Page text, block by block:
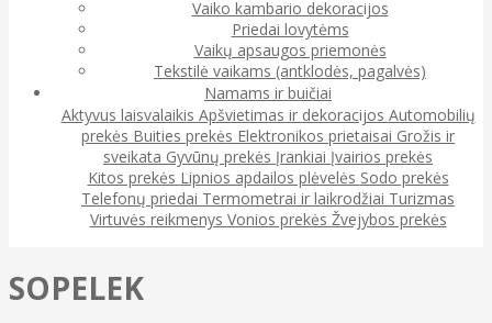
Vaiko kambario dekoracijos
Priedai lovytėms
Vaikų apsaugos priemonės
Tekstilė vaikams (antklodės, pagalvės)
Namams ir buičiai
Aktyvus laisvalaikis Apšvietimas ir dekoracijos Automobilių
prekės Buities prekės Elektronikos prietaisai Grožis ir
sveikata Gyvūnų prekės Įrankiai Įvairios prekės
Kitos prekės Lipnios apdailos plėvelės Sodo prekės
Telefonų priedai Termometrai ir laikrodžiai Turizmas
Virtuvės reikmenys Vonios prekės Žvejybos prekės
SOPELEK